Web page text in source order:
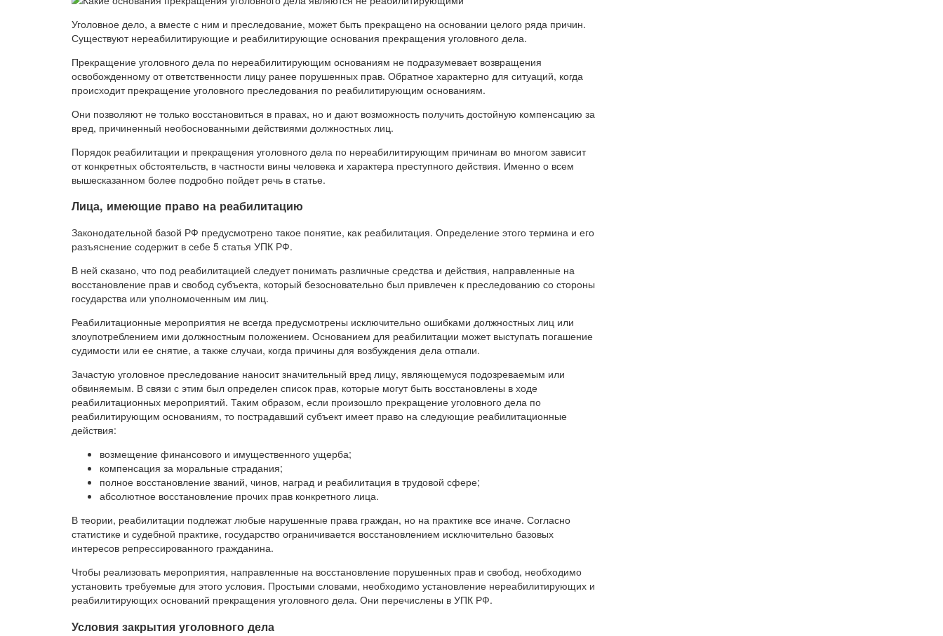
Уголовное дело, а вместе с ним и преследование, может быть прекращено на основании целого ряда причин.
Существуют нереабилитирующие и реабилитирующие основания прекращения уголовного дела.
Прекращение уголовного дела по нереабилитирующим основаниям не подразумевает возвращения
освобожденному от ответственности лицу ранее порушенных прав. Обратное характерно для ситуаций, когда
происходит прекращение уголовного преследования по реабилитирующим основаниям.
Они позволяют не только восстановиться в правах, но и дают возможность получить достойную компенсацию за
вред, причиненный необоснованными действиями должностных лиц.
Порядок реабилитации и прекращения уголовного дела по нереабилитирующим причинам во многом зависит
от конкретных обстоятельств, в частности вины человека и характера преступного действия. Именно о всем
вышесказанном более подробно пойдет речь в статье.
Лица, имеющие право на реабилитацию
Законодательной базой РФ предусмотрено такое понятие, как реабилитация. Определение этого термина и его
разъяснение содержит в себе 5 статья УПК РФ.
В ней сказано, что под реабилитацией следует понимать различные средства и действия, направленные на
восстановление прав и свобод субъекта, который безосновательно был привлечен к преследованию со стороны
государства или уполномоченным им лиц.
Реабилитационные мероприятия не всегда предусмотрены исключительно ошибками должностных лиц или
злоупотреблением ими должностным положением. Основанием для реабилитации может выступать погашение
судимости или ее снятие, а также случаи, когда причины для возбуждения дела отпали.
Зачастую уголовное преследование наносит значительный вред лицу, являющемуся подозреваемым или
обвиняемым. В связи с этим был определен список прав, которые могут быть восстановлены в ходе
реабилитационных мероприятий. Таким образом, если произошло прекращение уголовного дела по
реабилитирующим основаниям, то пострадавший субъект имеет право на следующие реабилитационные
действия:
возмещение финансового и имущественного ущерба;
компенсация за моральные страдания;
полное восстановление званий, чинов, наград и реабилитация в трудовой сфере;
абсолютное восстановление прочих прав конкретного лица.
В теории, реабилитации подлежат любые нарушенные права граждан, но на практике все иначе. Согласно
статистике и судебной практике, государство ограничивается восстановлением исключительно базовых
интересов репрессированного гражданина.
Чтобы реализовать мероприятия, направленные на восстановление порушенных прав и свобод, необходимо
установить требуемые для этого условия. Простыми словами, необходимо установление нереабилитирующих и
реабилитирующих оснований прекращения уголовного дела. Они перечислены в УПК РФ.
Условия закрытия уголовного дела